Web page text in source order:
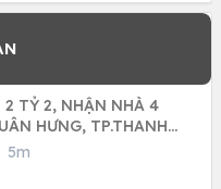
TỶ 2, NHẬN NHÀ 4
5m